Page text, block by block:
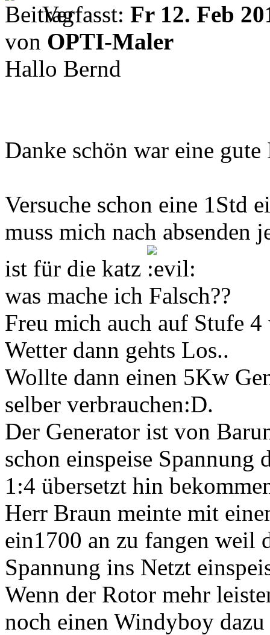
Verfasst: Fr 12. Feb
von OPTI-Maler
Hallo Bernd
Danke schön war eine
Versuche schon eine 1Std
muss mich nach absenden
ist für die katz
was mache ich Falsch??
Freu mich auch auf Stufe
Wetter dann gehts Los..
Wollte dann einen 5Kw
selber verbrauchen:D.
Der Generator ist von
schon einspeise
1:4 übersetzt hin
Herr Braun meinte mit
ein1700 an zu fangen weil
Spannung ins Netzt
Wenn der Rotor mehr
noch einen Windyboy dazu